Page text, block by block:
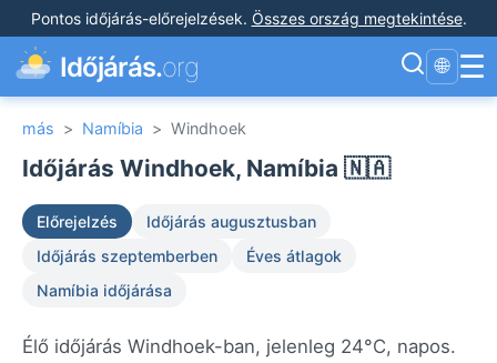
Pontos időjárás-előrejelzések. Összes ország megtekintése.
Időjárás.org 🌐 ☰
más > Namíbia > Windhoek
Időjárás Windhoek, Namíbia 🇳🇦
Előrejelzés
Időjárás augusztusban
Időjárás szeptemberben
Éves átlagok
Namíbia időjárása
Élő időjárás Windhoek-ban, jelenleg 24°C, napos.